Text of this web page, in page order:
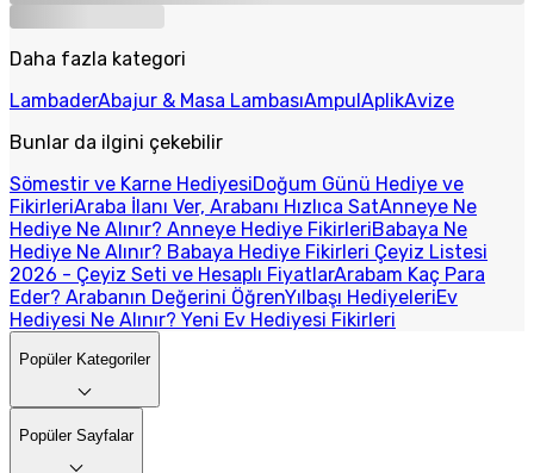
Daha fazla kategori
LambaderAbajur & Masa LambasıAmpulAplikAvize
Bunlar da ilgini çekebilir
Sömestir ve Karne HediyesiDoğum Günü Hediye ve
FikirleriAraba İlanı Ver, Arabanı Hızlıca SatAnneye Ne
Hediye Ne Alınır? Anneye Hediye FikirleriBabaya Ne
Hediye Ne Alınır? Babaya Hediye Fikirleri Çeyiz Listesi
2026 - Çeyiz Seti ve Hesaplı FiyatlarArabam Kaç Para
Eder? Arabanın Değerini ÖğrenYılbaşı HediyeleriEv
Hediyesi Ne Alınır? Yeni Ev Hediyesi Fikirleri
Popüler Kategoriler
Popüler Sayfalar